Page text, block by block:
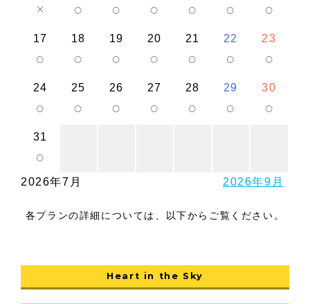
× ○ ○ ○ ○ ○ ○
17
○
18
○
19
○
20
○
21
○
22
○
23
○
24
○
25
○
26
○
27
○
28
○
29
○
30
○
31
○
2026年7月 2026年9月
各プランの詳細については、以下からご覧ください。
Heart in the Sky